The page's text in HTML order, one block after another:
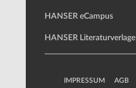
HANSER eCampus
HANSER Literaturverlage
IMPRESSUM AGB